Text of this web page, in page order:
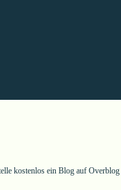
kostenlos ein Blog auf Overblog